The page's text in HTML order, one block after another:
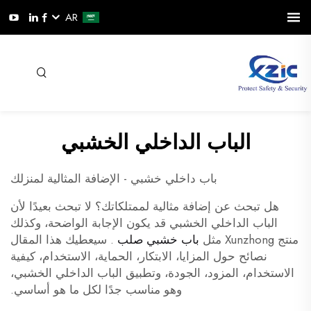
AR
الباب الداخلي الخشبي
باب داخلي خشبي - الإضافة المثالية لمنزلك
هل تبحث عن إضافة مثالية لممتلكاتك؟ لا تبحث بعيدًا لأن
الباب الداخلي الخشبي قد يكون الإجابة الواضحة، وكذلك
منتج Xunzhong مثل
باب خشبي صلب . سيعطيك هذا المقال
نصائح حول المزايا، الابتكار، الحماية، الاستخدام، كيفية
الاستخدام، المزود، الجودة، وتطبيق الباب الداخلي الخشبي،
وهو مناسب جدًا لكل ما هو أساسي.